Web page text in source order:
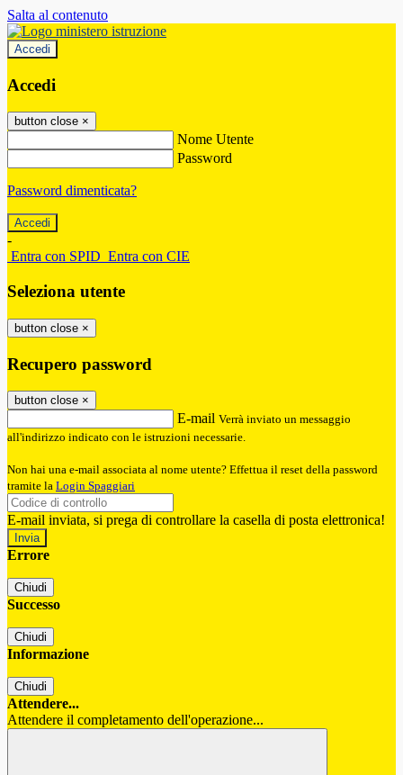
Salta al contenuto
Accedi
Accedi
button close ×
Nome Utente
Password
Password dimenticata?
-
Entra con SPID Entra con CIE
Seleziona utente
button close ×
Recupero password
button close ×
E-mail Verrà inviato un messaggio
all'indirizzo indicato con le istruzioni necessarie.
Non hai una e-mail associata al nome utente? Effettua il reset della password
tramite la Login Spaggiari
E-mail inviata, si prega di controllare la casella di posta elettronica!
Errore
Chiudi
Successo
Chiudi
Informazione
Chiudi
Attendere...
Attendere il completamento dell'operazione...